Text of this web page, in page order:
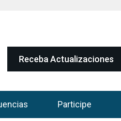
Receba Actualizaciones
Participe